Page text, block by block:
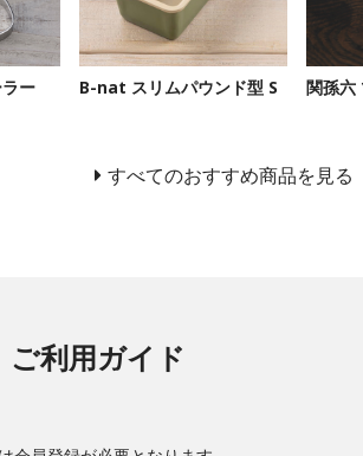
ー B-nat スリムパウンド型 S 関孫六
すべてのおすすめ商品を見る
ご利用ガイド